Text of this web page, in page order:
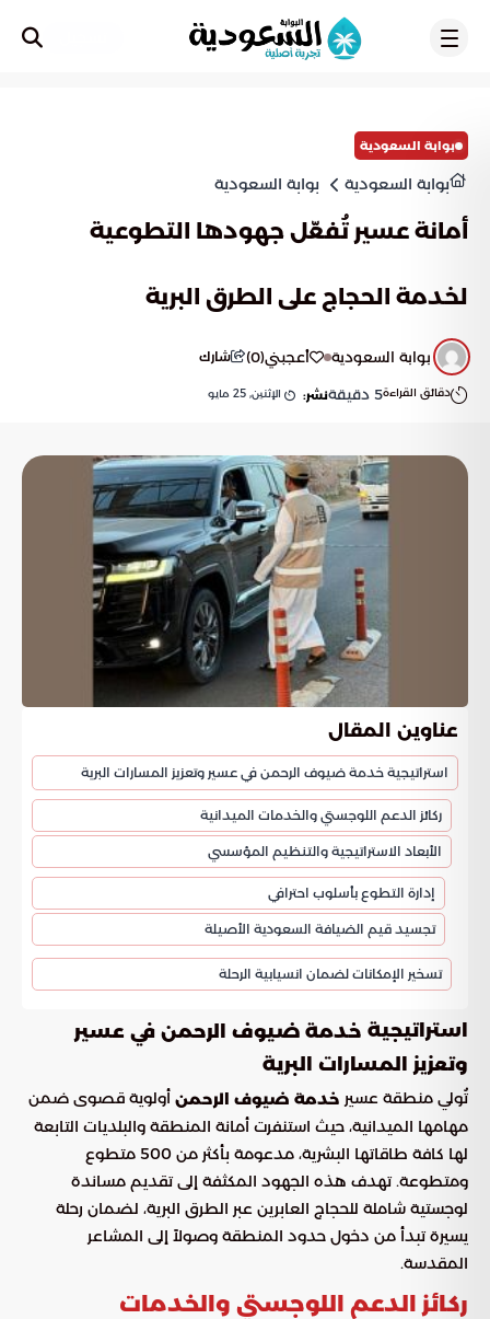
بوابة السعودية
بوابة السعودية بوابة السعودية
أمانة عسير تُفعّل جهودها التطوعية
لخدمة الحجاج على الطرق البرية
بوابة السعودية أعجبني(
0
) شارك
دقائق القراءة5 دقيقةنشر: الإثنين, 25 مايو
عناوين المقال
استراتيجية خدمة ضيوف الرحمن في عسير وتعزيز المسارات البرية
ركائز الدعم اللوجستي والخدمات الميدانية
الأبعاد الاستراتيجية والتنظيم المؤسسي
إدارة التطوع بأسلوب احترافي
تجسيد قيم الضيافة السعودية الأصيلة
تسخير الإمكانات لضمان انسيابية الرحلة
استراتيجية خدمة ضيوف الرحمن في عسير
وتعزيز المسارات البرية
تُولي منطقة عسير خدمة ضيوف الرحمن أولوية قصوى ضمن
مهامها الميدانية، حيث استنفرت أمانة المنطقة والبلديات التابعة
لها كافة طاقاتها البشرية، مدعومة بأكثر من 500 متطوع
ومتطوعة. تهدف هذه الجهود المكثفة إلى تقديم مساندة
لوجستية شاملة للحجاج العابرين عبر الطرق البرية، لضمان رحلة
يسيرة تبدأ من دخول حدود المنطقة وصولاً إلى المشاعر
المقدسة.
ركائز الدعم اللوجستي والخدمات